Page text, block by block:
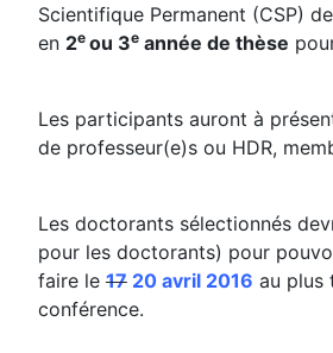
Scientifique Permanent (CSP)
en 2e ou 3eannée de thèse
Les participants auront à
de professeur(e)s ou HDR,
Les doctorants sélectionnés
pour les doctorants) pour
faire le1720 avril 2016 au plus
conférence.